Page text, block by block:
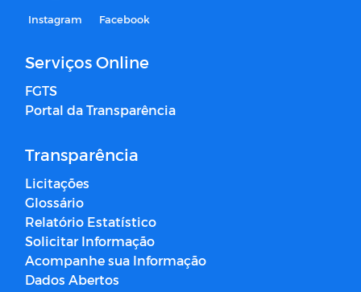
Instagram Facebook
Serviços Online
FGTS
Portal da Transparência
Transparência
Licitações
Glossário
Relatório Estatístico
Solicitar Informação
Acompanhe sua Informação
Dados Abertos